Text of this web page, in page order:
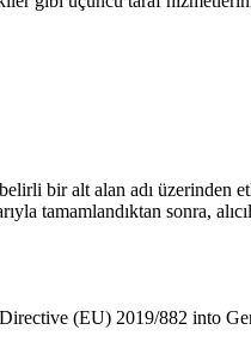
bir alt alan adı üzerinden
tamamlandıktan sonra,
(EU) 2019/882 into